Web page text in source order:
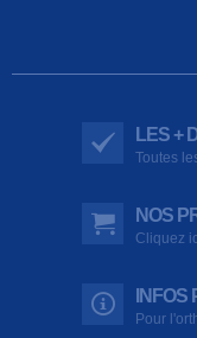
LES +
Toutes
NOS
Cliquez
INFOS
Pour